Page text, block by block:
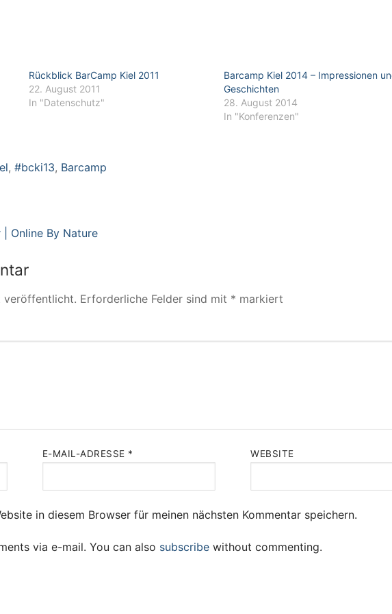
Rückblick BarCamp Kiel 2011
22. August 2011
In "Datenschutz"
Barcamp Kiel 2014 – Impressionen
Geschichten
28. August 2014
In "Konferenzen"
, #bcki13, Barcamp
Online By Nature
veröffentlicht. Erforderliche Felder sind mit * markiert
E-MAIL-ADRESSE * WEBSITE
in diesem Browser für meinen nächsten Kommentar speichern.
via e-mail. You can also subscribe without commenting.